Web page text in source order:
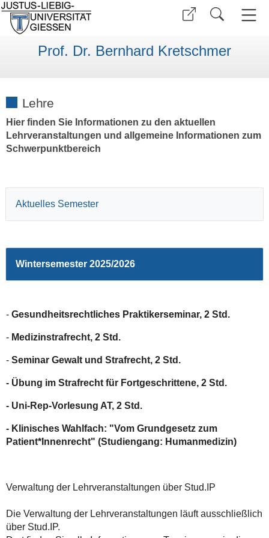
Prof. Dr. Bernhard Kretschmer
Lehre
Hier finden Sie Informationen zu den aktuellen
Lehrveranstaltungen und allgemeine Informationen zum
Schwerpunktbereich
Aktuelles Semester
Wintersemester 2025/2026
- Gesundheitsrechtliches Praktikerseminar, 2 Std.
- Medizinstrafrecht, 2 Std.
- Seminar Gewalt und Strafrecht, 2 Std.
- Übung im Strafrecht für Fortgeschrittene, 2 Std.
- Uni-Rep-Vorlesung AT, 2 Std.
- Klinisches Wahlfach: "Vom Grundgesetz zum
Patient*Innenrecht" (Studiengang: Humanmedizin)
Verwaltung der Lehrveranstaltungen über Stud.IP
Die Verwaltung der Lehrveranstaltungen läuft ausschließlich
über Stud.IP.